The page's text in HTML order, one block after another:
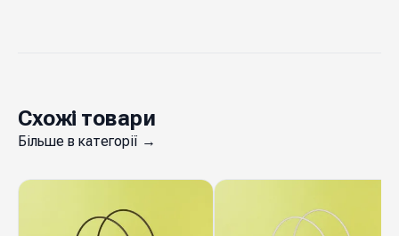
Схожі товари
Більше в категорії →